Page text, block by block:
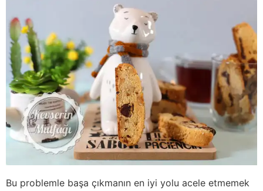
Bu problemle başa çıkmanın en iyi yolu acele etmemek